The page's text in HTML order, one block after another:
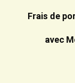
Frais de
avec